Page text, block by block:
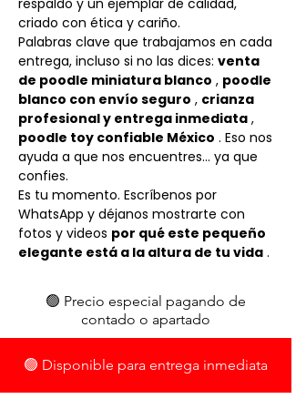
respaldo y un ejemplar de calidad,
criado con ética y cariño.
Palabras clave que trabajamos en cada
entrega, incluso si no las dices: venta
de poodle miniatura blanco , poodle
blanco con envío seguro , crianza
profesional y entrega inmediata ,
poodle toy confiable México . Eso nos
ayuda a que nos encuentres… ya que
confies.
Es tu momento. Escríbenos por
WhatsApp y déjanos mostrarte con
fotos y videos por qué este pequeño
elegante está a la altura de tu vida .
🟢 Precio especial pagando de
contado o apartado
🟢 Disponible para entrega inmediata